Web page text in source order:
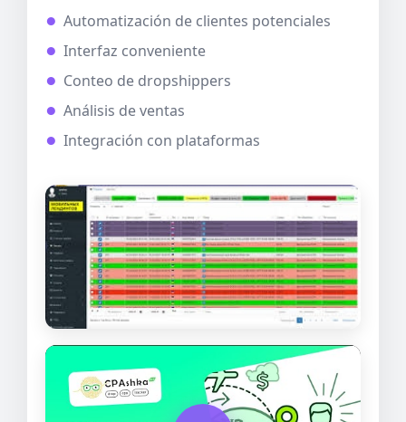
Automatización de clientes potenciales
Interfaz conveniente
Conteo de dropshippers
Análisis de ventas
Integración con plataformas